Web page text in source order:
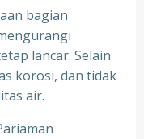
bagian
lancar. Selain
korosi, dan tidak
air.